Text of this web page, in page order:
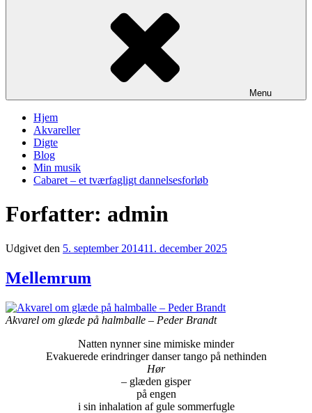
Menu
Hjem
Akvareller
Digte
Blog
Min musik
Cabaret – et tværfagligt dannelsesforløb
Forfatter: admin
Udgivet den 5. september 201411. december 2025
Mellemrum
Akvarel om glæde på halmballe – Peder Brandt
Natten nynner sine mimiske minder
Evakuerede erindringer danser tango på nethinden
Hør
– glæden gisper
på engen
i sin inhalation af gule sommerfugle